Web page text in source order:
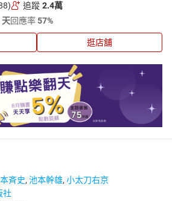
追蹤 2.4萬
天回應率57%
逛店舖
斉史, 池本幹雄, 小太刀右京
社